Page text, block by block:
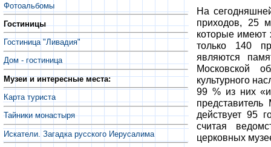
Фотоальбомы
Гостиницы
Гостиница "Ливадия"
Дом - гостиница
Музеи и интересные места:
Карта туриста
Тайники монастыря
Искатели. Загадка русского Иерусалима
На
приходов, 25
которые имеют
только 140
являются
Московской
культурного
99 % из них
действует 95
считая
церковных